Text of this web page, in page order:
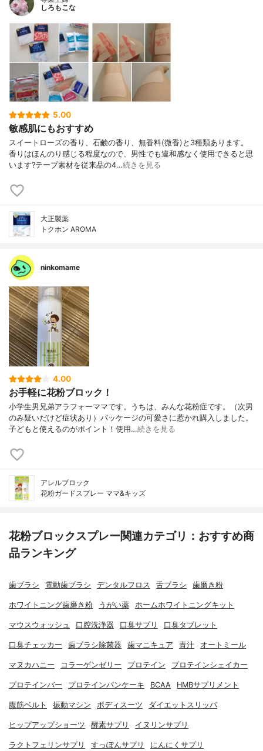
しろもこな
5.00
敏感肌にもおすすめ
スイートローズの香り、石鹸の香り、無香料(微香)と3種類あります。
香りはほんのり感じる程度なので、男性でも違和感なく使用できると思
います?テープ素材を従来品の4…続きを見る
大正製薬
トクホン AROMA
ninkomame
4.00
お手軽に花粉ブロック！
小学生男兄弟アラフォーママです。うちは、みんな花粉症です。（次男
のみ疑いだけど症状あり）パッケージの可愛さに惹かれ購入しました。
子どもと使えるのがポイント！使用…続きを見る
アレルブロック
花粉ガードスプレー ママ&キッズ
花粉ブロックスプレー関連カテゴリ：おすすめ商
品ランキング
歯ブラシ 電動歯ブラシ デンタルフロス 舌ブラシ 歯磨き粉
ホワイトニング歯磨き粉 うがい薬 ホームホワイトニングキット
マウスウォッシュ 口腔洗浄器 口臭サプリ 口臭タブレット
口臭チェッカー 歯ブラシ除菌器 歯マニキュア 青汁 オートミール
マヌカハニー コラーゲンゼリー プロテイン プロテインシェイカー
プロテインバー プロテインパンケーキ BCAA HMBサプリメント
腹筋ベルト 振動マシン ボディスーツ ダイエットスリッパ
ヒップアップショーツ 酵素サプリ イヌリンサプリ
ラクトフェリンサプリ すっぽんサプリ にんにくサプリ